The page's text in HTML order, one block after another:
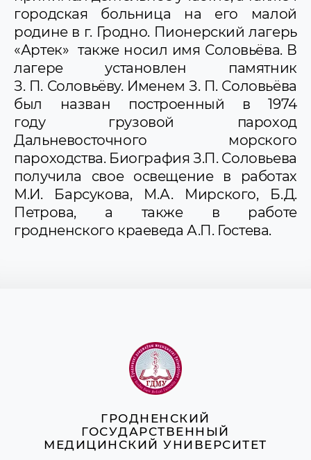
городская больница на его малой
родине в г. Гродно. Пионерский лагерь
«Артек» также носил имя Соловьёва. В
лагере установлен памятник
З. П. Соловьёву. Именем З. П. Соловьёва
был назван построенный в 1974
году грузовой пароход
Дальневосточного морского
пароходства. Биография З.П. Соловьева
получила свое освещение в работах
М.И. Барсукова, М.А. Мирского, Б.Д.
Петрова, а также в работе
гродненского краеведа А.П. Гостева.
ГРОДНЕНСКИЙ
ГОСУДАРСТВЕННЫЙ
МЕДИЦИНСКИЙ УНИВЕРСИТЕТ